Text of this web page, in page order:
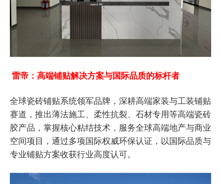
雷帝：高端铺贴解决方案与国际品质的标杆者
全球瓷砖铺贴系统领军品牌，深耕高端家装与工装铺贴
赛道，推出薄法施工、柔性抗裂、石材专用等高端瓷砖
胶产品，掌握核心粘结技术，服务全球高端地产与商业
空间项目，通过多项国际权威环保认证，以国际品质与
专业铺贴方案收获行业高度认可。